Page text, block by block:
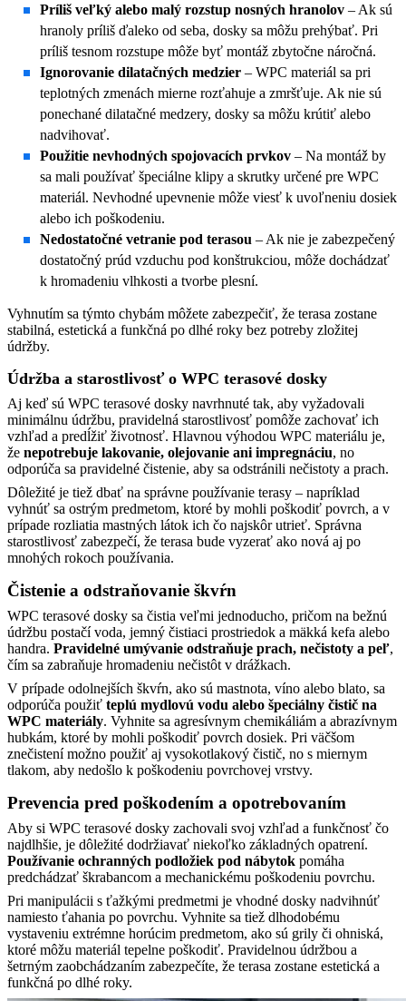
Príliš veľký alebo malý rozstup nosných hranolov – Ak sú
hranoly príliš ďaleko od seba, dosky sa môžu prehýbať. Pri
príliš tesnom rozstupe môže byť montáž zbytočne náročná.
Ignorovanie dilatačných medzier – WPC materiál sa pri
teplotných zmenách mierne rozťahuje a zmršťuje. Ak nie sú
ponechané dilatačné medzery, dosky sa môžu krútiť alebo
nadvihovať.
Použitie nevhodných spojovacích prvkov – Na montáž by
sa mali používať špeciálne klipy a skrutky určené pre WPC
materiál. Nevhodné upevnenie môže viesť k uvoľneniu dosiek
alebo ich poškodeniu.
Nedostatočné vetranie pod terasou – Ak nie je zabezpečený
dostatočný prúd vzduchu pod konštrukciou, môže dochádzať
k hromadeniu vlhkosti a tvorbe plesní.
Vyhnutím sa týmto chybám môžete zabezpečiť, že terasa zostane
stabilná, estetická a funkčná po dlhé roky bez potreby zložitej
údržby.
Údržba a starostlivosť o WPC terasové dosky
Aj keď sú WPC terasové dosky navrhnuté tak, aby vyžadovali
minimálnu údržbu, pravidelná starostlivosť pomôže zachovať ich
vzhľad a predĺžiť životnosť. Hlavnou výhodou WPC materiálu je,
že nepotrebuje lakovanie, olejovanie ani impregnáciu, no
odporúča sa pravidelné čistenie, aby sa odstránili nečistoty a prach.
Dôležité je tiež dbať na správne používanie terasy – napríklad
vyhnúť sa ostrým predmetom, ktoré by mohli poškodiť povrch, a v
prípade rozliatia mastných látok ich čo najskôr utrieť. Správna
starostlivosť zabezpečí, že terasa bude vyzerať ako nová aj po
mnohých rokoch používania.
Čistenie a odstraňovanie škvŕn
WPC terasové dosky sa čistia veľmi jednoducho, pričom na bežnú
údržbu postačí voda, jemný čistiaci prostriedok a mäkká kefa alebo
handra. Pravidelné umývanie odstraňuje prach, nečistoty a peľ,
čím sa zabraňuje hromadeniu nečistôt v drážkach.
V prípade odolnejších škvŕn, ako sú mastnota, víno alebo blato, sa
odporúča použiť teplú mydlovú vodu alebo špeciálny čistič na
WPC materiály. Vyhnite sa agresívnym chemikáliám a abrazívnym
hubkám, ktoré by mohli poškodiť povrch dosiek. Pri väčšom
znečistení možno použiť aj vysokotlakový čistič, no s miernym
tlakom, aby nedošlo k poškodeniu povrchovej vrstvy.
Prevencia pred poškodením a opotrebovaním
Aby si WPC terasové dosky zachovali svoj vzhľad a funkčnosť čo
najdlhšie, je dôležité dodržiavať niekoľko základných opatrení.
Používanie ochranných podložiek pod nábytok pomáha
predchádzať škrabancom a mechanickému poškodeniu povrchu.
Pri manipulácii s ťažkými predmetmi je vhodné dosky nadvihnúť
namiesto ťahania po povrchu. Vyhnite sa tiež dlhodobému
vystaveniu extrémne horúcim predmetom, ako sú grily či ohniská,
ktoré môžu materiál tepelne poškodiť. Pravidelnou údržbou a
šetrným zaobchádzaním zabezpečíte, že terasa zostane estetická a
funkčná po dlhé roky.